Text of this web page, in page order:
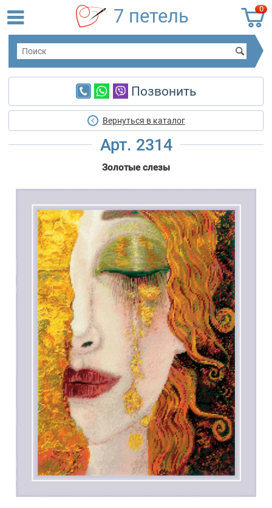
0
7 петель
Позвонить
Вернуться в каталог
Арт. 2314
Золотые слезы